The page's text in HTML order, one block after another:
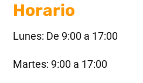
Horario
Lunes: De 9:00 a 17:00
Martes: 9:00 a 17:00